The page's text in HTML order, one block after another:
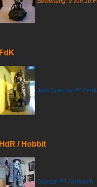
FdK
Jack Sparrow PF
HdR / Hobbit
Gandalf PF (Verkauft)